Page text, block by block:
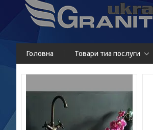
Головна Товари тиа послуги